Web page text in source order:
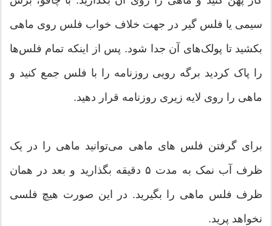
سیمی یا فلس گیر در جهت خلاف خواب فلس روی ماهی
بکشید تا پولک‌های آن جدا شود. پس از اینکه تمام فلس‌ها
را پاک کردید برگه رویی روزنامه را با فلس جمع کنید و
ماهی را روی لایه زیری روزنامه قرار دهید.
برای گرفتن فلس های ماهی می‌توانید ماهی را در یک
ظرف آب نمک به مدت ۵ دقیقه بگذارید و بعد در‌‌ همان
ظرف فلس ماهی را بگیرید. در این صورت هیچ فلسی
نخواهد پرید.